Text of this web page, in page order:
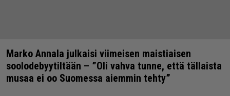
Marko Annala julkaisi viimeisen maistiaisen
soolodebyytiltään – ”Oli vahva tunne, että tällaista
musaa ei oo Suomessa aiemmin tehty”